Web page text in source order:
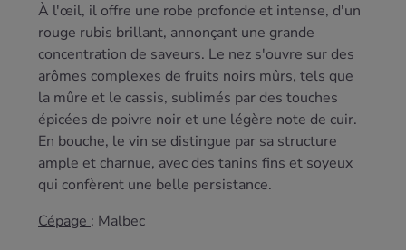
À l'œil, il offre une robe profonde et intense, d'un
rouge rubis brillant, annonçant une grande
concentration de saveurs. Le nez s'ouvre sur des
arômes complexes de fruits noirs mûrs, tels que
la mûre et le cassis, sublimés par des touches
épicées de poivre noir et une légère note de cuir.
En bouche, le vin se distingue par sa structure
ample et charnue, avec des tanins fins et soyeux
qui confèrent une belle persistance.
Cépage : Malbec